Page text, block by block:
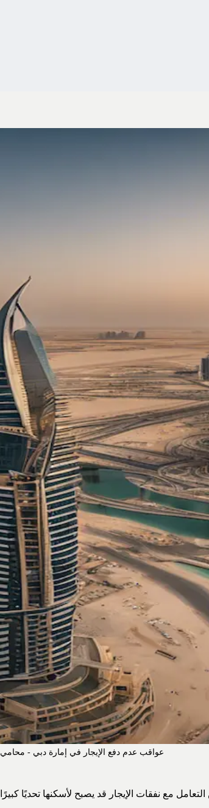
عواقب عدم دفع الإيجار في إمارة دبي - محامي
مع نفقات الإيجار قد يصبح لأسكنها تحديًا